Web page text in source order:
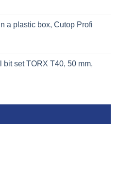
a plastic box, Cutop Profi
bit set TORX T40, 50 mm,